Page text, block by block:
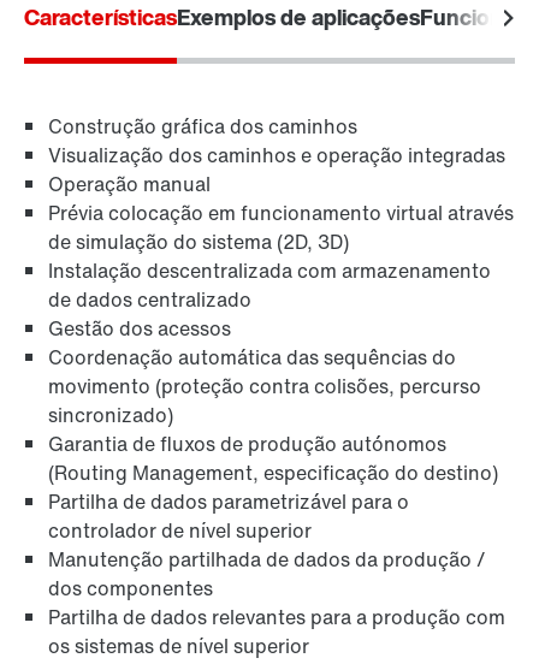
CaracterísticasExemplos de aplicações
Construção gráfica dos caminhos
Visualização dos caminhos e operação integradas
Operação manual
Prévia colocação em funcionamento virtual através
de simulação do sistema (2D, 3D)
Instalação descentralizada com armazenamento
de dados centralizado
Gestão dos acessos
Coordenação automática das sequências do
movimento (proteção contra colisões, percurso
sincronizado)
Garantia de fluxos de produção autónomos
(Routing Management, especificação do destino)
Partilha de dados parametrizável para o
controlador de nível superior
Manutenção partilhada de dados da produção /
dos componentes
Partilha de dados relevantes para a produção com
os sistemas de nível superior